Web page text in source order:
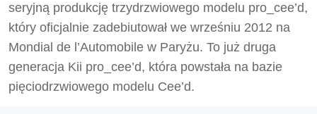
seryjną produkcję trzydrzwiowego modelu pro_cee’d,
który oficjalnie zadebiutował we wrześniu 2012 na
Mondial de l’Automobile w Paryżu. To już druga
generacja Kii pro_cee’d, która powstała na bazie
pięciodrzwiowego modelu Cee’d.